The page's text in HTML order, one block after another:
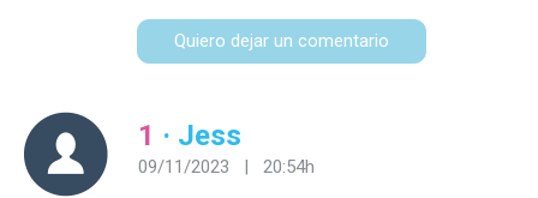
Quiero dejar un comentario
1 · Jess
09/11/2023 | 20:54h